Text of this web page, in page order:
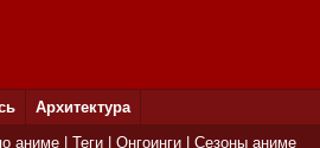
Архитектура
аниме Теги Онгоинги
Сезоны аниме